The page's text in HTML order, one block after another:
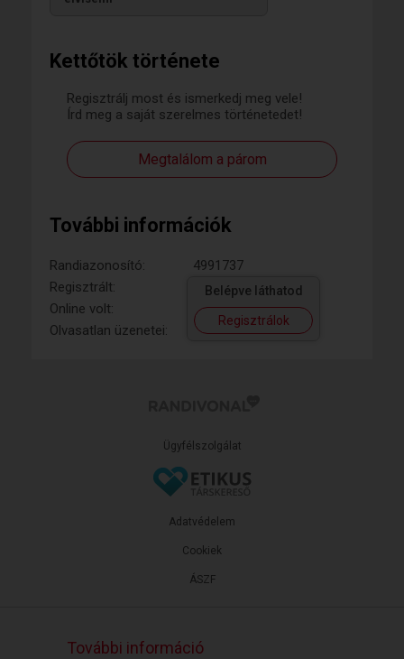
Kettőtök története
Regisztrálj most és ismerkedj meg vele!
Írd meg a saját szerelmes történetedet!
Megtalálom a párom
További információk
Randiazonosító:
4991737
Regisztrált:
Online volt:
Olvasatlan üzenetei:
Belépve láthatod
Regisztrálok
Ügyfélszolgálat
ÁSZF
Adatvédelem
Cookiek
További információ